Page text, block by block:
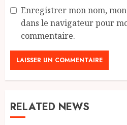
Enregistrer mon nom,
dans le navigateur pour
commentaire.
RELATED NEWS